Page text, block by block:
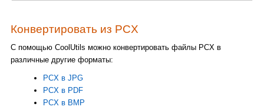
Конвертировать из PCX
С помощью CoolUtils можно конвертировать файлы PCX в
различные другие форматы:
PCX в JPG
PCX в PDF
PCX в BMP